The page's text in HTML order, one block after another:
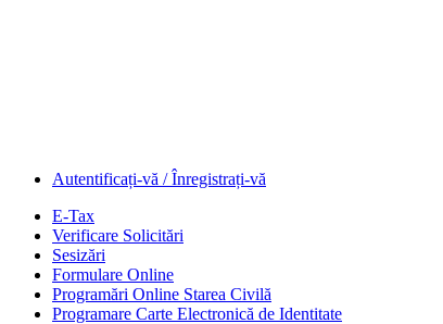
Autentificați-vă / Înregistrați-vă
E-Tax
Verificare Solicitări
Sesizări
Formulare Online
Programări Online Starea Civilă
Programare Carte Electronică de Identitate